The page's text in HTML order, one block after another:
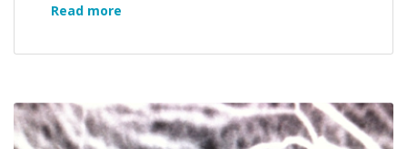
Read more